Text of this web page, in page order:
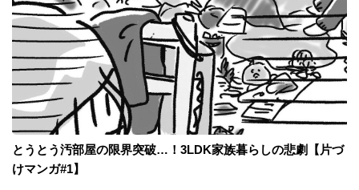
とうとう汚部屋の限界突破…！3LDK家族暮らしの悲劇【片づ
けマンガ#1】